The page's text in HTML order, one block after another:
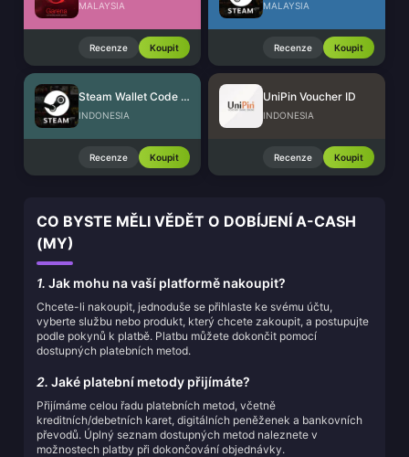
MALAYSIA
Recenze Koupit
MALAYSIA
Recenze Koupit
Steam Wallet Code (IDR)
INDONESIA
Recenze Koupit
UniPin Voucher ID
INDONESIA
Recenze Koupit
CO BYSTE MĚLI VĚDĚT O DOBÍJENÍ A-CASH
(MY)
1. Jak mohu na vaší platformě nakoupit?
Chcete-li nakoupit, jednoduše se přihlaste ke svému účtu,
vyberte službu nebo produkt, který chcete zakoupit, a postupujte
podle pokynů k platbě. Platbu můžete dokončit pomocí
dostupných platebních metod.
2. Jaké platební metody přijímáte?
Přijímáme celou řadu platebních metod, včetně
kreditních/debetních karet, digitálních peněženek a bankovních
převodů. Úplný seznam dostupných metod naleznete v
možnostech platby při dokončování objednávky.